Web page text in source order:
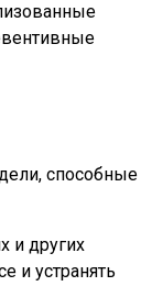
способные
и других
и устранять